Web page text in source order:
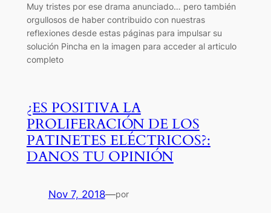
Muy tristes por ese drama anunciado… pero también
orgullosos de haber contribuido con nuestras
reflexiones desde estas páginas para impulsar su
solución Pincha en la imagen para acceder al articulo
completo
¿ES POSITIVA LA
PROLIFERACIÓN DE LOS
PATINETES ELÉCTRICOS?:
DANOS TU OPINIÓN
Nov 7, 2018—por